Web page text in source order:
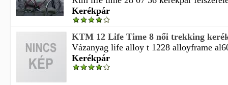
Kerékpár
KTM 12 Life Time 8 női trekking
Vázanyag life alloy t 1228 alloyframe
Kerékpár